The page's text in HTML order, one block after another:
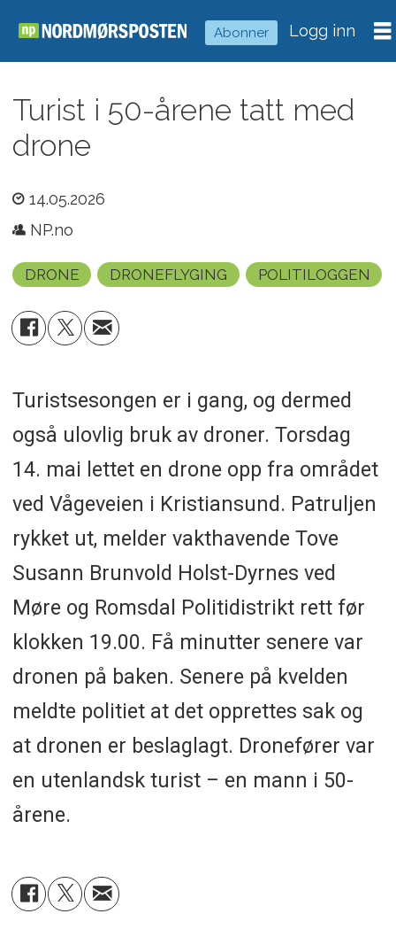
Abonner Logg inn
Turist i 50-årene tatt med
drone
14.05.2026
NP.no
DRONE DRONEFLYGING POLITILOGGEN
Turistsesongen er i gang, og dermed
også ulovlig bruk av droner. Torsdag
14. mai lettet en drone opp fra området
ved Vågeveien i Kristiansund. Patruljen
rykket ut, melder vakthavende Tove
Susann Brunvold Holst-Dyrnes ved
Møre og Romsdal Politidistrikt rett før
klokken 19.00. Få minutter senere var
dronen på baken. Senere på kvelden
meldte politiet at det opprettes sak og
at dronen er beslaglagt. Dronefører var
en utenlandsk turist – en mann i 50-
årene.